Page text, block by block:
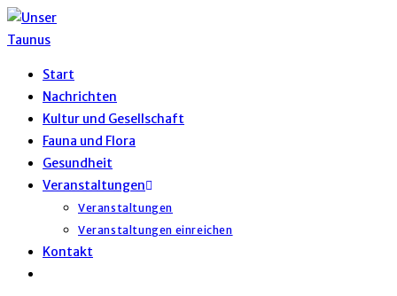
Zum
Inhalt
Start
Nachrichten
Kultur und Gesellschaft
Fauna und Flora
Gesundheit
Veranstaltungen
Veranstaltungen
Veranstaltungen einreichen
Kontakt